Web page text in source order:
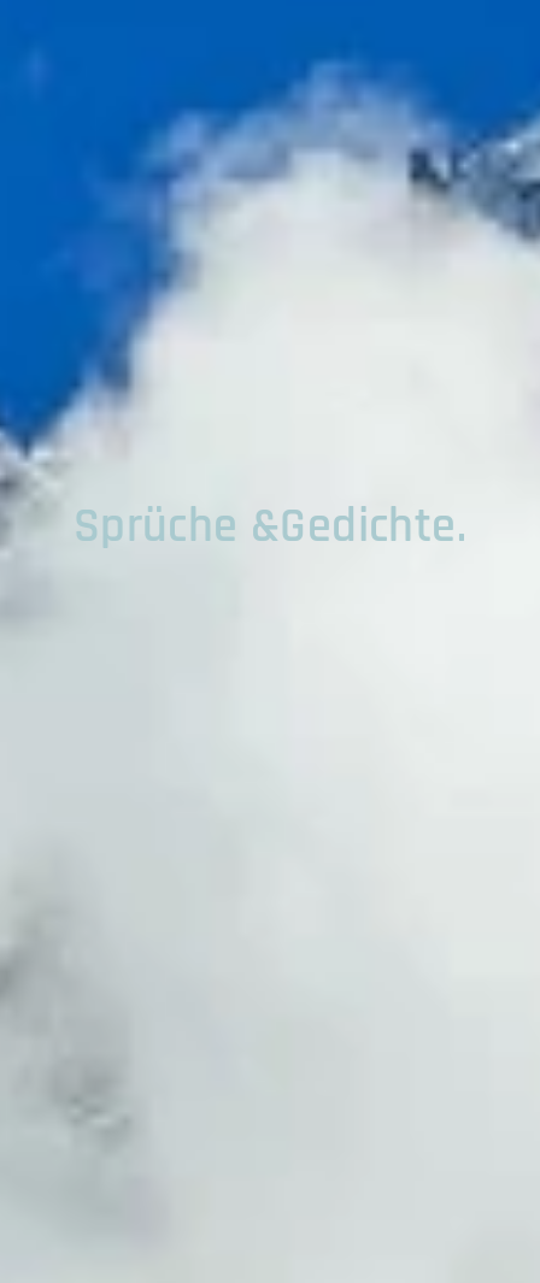
Sprüche &Gedichte.